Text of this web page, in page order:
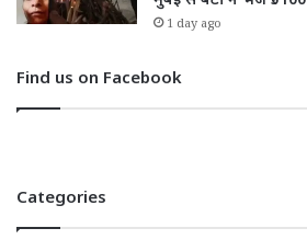
1 day ago
Find us on Facebook
Categories